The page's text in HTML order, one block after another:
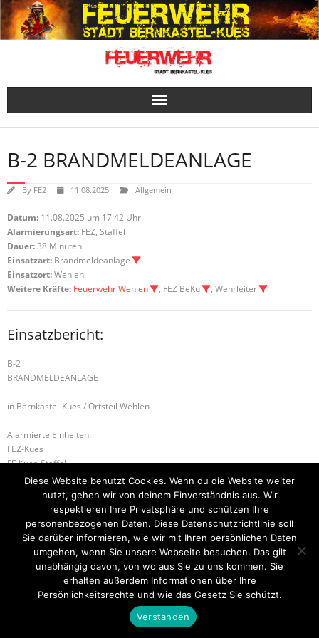
Skip
to
content
B-2 BRANDMELDEANLAGE
By FE2 11.08.2025 Allgemein
Datum: 11.08.2025 um 17:42 Uhr
Alarmierungsart: FEZ, Staffel
Dauer:38 Minuten
Einsatzart: Brandmeldeanlage
Einsatzort:Wehlen
Weitere Kräfte: Feuerwehr Wehlen , FEZ BeKu , Wehrleiter
Einsatzbericht:
B-2
BRANDMELDEANLAGE
in Bernkastel-Kues / Ortsteil Wehlen
Alarmierte Einheiten:
FEZ-Kues
FF-Kues-Staffel
FF-Wehlen-Gruppe
B-1 FLÄCHENBRAND – KLEIN H-1 Hilfeleistung
Startseite Einsätze Mitglied werden Über uns
Kontakt
Think Up Themes Ltd . Powered by
Diese Website benutzt Cookies. Wenn du die Website weiter
nutzt, gehen wir von deinem Einverständnis aus. Wir
respektieren Ihre Privatsphäre und schützen Ihre
personenbezogenen Daten. Diese Datenschutzrichtlinie soll
Sie darüber informieren, wie wir mit Ihren persönlichen Daten
umgehen, wenn Sie unsere Webseite besuchen. Das gilt
unabhängig davon, von wo aus Sie zu uns kommen. Sie
erhalten außerdem Informationen über Ihre
Persönlichkeitsrechte und wie das Gesetz Sie schützt.
Verstanden